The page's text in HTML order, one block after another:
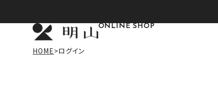
ONLINE SHOP
HOME ログイン